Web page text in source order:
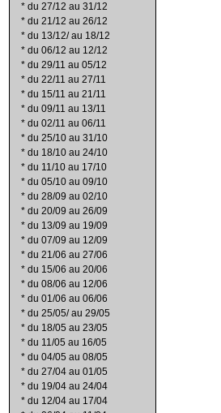
* du 27/12 au 31/12
* du 21/12 au 26/12
* du 13/12/ au 18/12
* du 06/12 au 12/12
* du 29/11 au 05/12
* du 22/11 au 27/11
* du 15/11 au 21/11
* du 09/11 au 13/11
* du 02/11 au 06/11
* du 25/10 au 31/10
* du 18/10 au 24/10
* du 11/10 au 17/10
* du 05/10 au 09/10
* du 28/09 au 02/10
* du 20/09 au 26/09
* du 13/09 au 19/09
* du 07/09 au 12/09
* du 21/06 au 27/06
* du 15/06 au 20/06
* du 08/06 au 12/06
* du 01/06 au 06/06
* du 25/05/ au 29/05
* du 18/05 au 23/05
* du 11/05 au 16/05
* du 04/05 au 08/05
* du 27/04 au 01/05
* du 19/04 au 24/04
* du 12/04 au 17/04